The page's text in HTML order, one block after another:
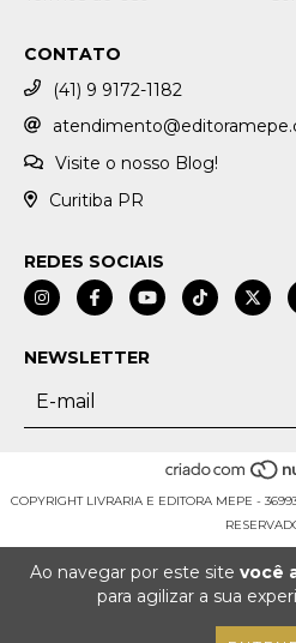
Ao navegar por este site você
para agilizar a sua
CONTATO
(41) 9 9172-1182
Visite o nosso Blog!
Curitiba PR
REDES SOCIAIS
NEWSLETTER
COPYRIGHT LIVRARIA E EDITORA MEPE -